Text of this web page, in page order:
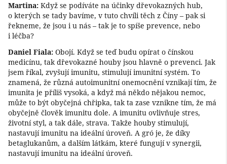
Martina: Když se podíváte na účinky dřevokazných hub,
o kterých se tady bavíme, v tuto chvíli těch z Číny – pak si
řekneme, že jsou i u nás – tak je to spíše prevence, nebo
i léčba?
Daniel Fiala: Obojí. Když se teď budu opírat o čínskou
medicínu, tak dřevokazné houby jsou hlavně o prevenci. Jak
jsem říkal, zvyšují imunitu, stimulují imunitní systém. To
znamená, že různá autoimunitní onemocnění vznikají tím, že
imunita je příliš vysoká, a když má někdo nějakou nemoc,
může to být obyčejná chřipka, tak ta zase vznikne tím, že má
obyčejně člověk imunitu dole. A imunitu ovlivňuje stres,
životní styl, a tak dále, strava. Takže houby stimulují,
nastavují imunitu na ideální úroveň. A gró je, že díky
betaglukanům, a dalším látkám, které fungují v synergii,
nastavují imunitu na ideální úroveň.